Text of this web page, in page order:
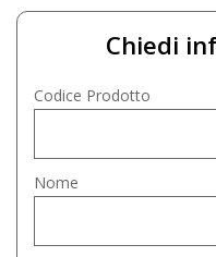
Chiedi
Codice Prodotto
Nome